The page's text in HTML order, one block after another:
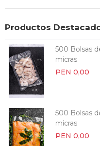
Productos
500 Bolsas
micras
PEN 0,00
500 Bolsas
micras
PEN 0,00